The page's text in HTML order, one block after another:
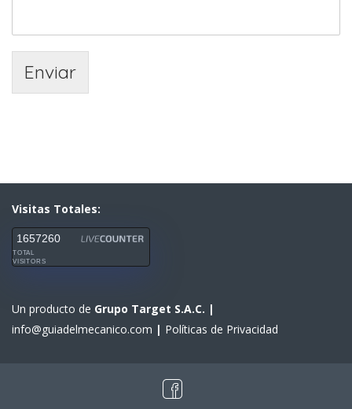
Enviar
Visitas Totales:
1657260
TOTAL
VISITORS
Un producto de Grupo Target S.A.C. |
info@guiadelmecanico.com | Políticas de Privacidad